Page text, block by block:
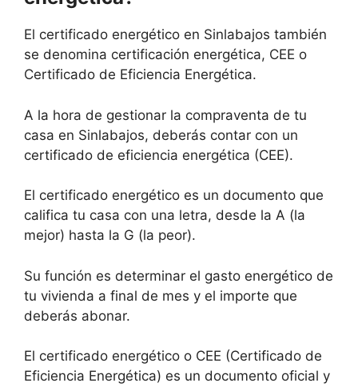
El certificado energético en Sinlabajos también
se denomina certificación energética, CEE o
Certificado de Eficiencia Energética.
A la hora de gestionar la compraventa de tu
casa en Sinlabajos, deberás contar con un
certificado de eficiencia energética (CEE).
El certificado energético es un documento que
califica tu casa con una letra, desde la A (la
mejor) hasta la G (la peor).
Su función es determinar el gasto energético de
tu vivienda a final de mes y el importe que
deberás abonar.
El certificado energético o CEE (Certificado de
Eficiencia Energética) es un documento oficial y